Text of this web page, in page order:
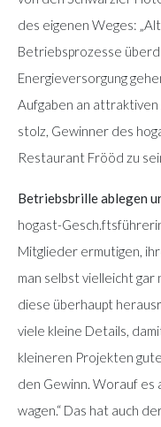
des eigenen Weges:
Betriebsprozesse
Energieversorgung
Aufgaben an
stolz, Gewinner des
Restaurant Frööd zu
Betriebsbrille ablegen
hogast-
Mitglieder ermutigen,
man selbst vielleicht gar
diese überhaupt
viele kleine Details,
kleineren Projekten
den Gewinn. Worauf es
wagen.“ Das hat auch